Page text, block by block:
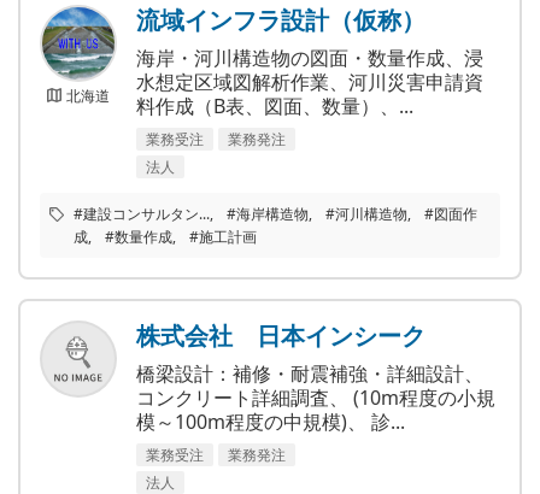
北海道
流域インフラ設計（仮称）
海岸・河川構造物の図面・数量作成、浸
水想定区域図解析作業、河川災害申請資
料作成（B表、図面、数量）、...
業務受注
業務発注
法人
#建設コンサルタン... #海岸構造物 #河川構造物
#図面作
成
#数量作成 #施工計画
株式会社 日本インシーク
橋梁設計：補修・耐震補強・詳細設計、
コンクリート詳細調査、 (10m程度の小規
模～100m程度の中規模)、 診...
業務受注
業務発注
法人